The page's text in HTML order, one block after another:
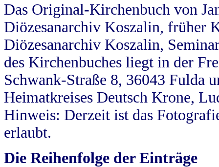
Das Original-Kirchenbuch von
Diözesanarchiv Koszalin, früher
Diözesanarchiv Koszalin,
des Kirchenbuches liegt in der
Schwank-Straße 8, 36043 Fulda
Heimatkreises Deutsch Krone,
Hinweis: Derzeit ist das
erlaubt.
Die Reihenfolge der Einträge